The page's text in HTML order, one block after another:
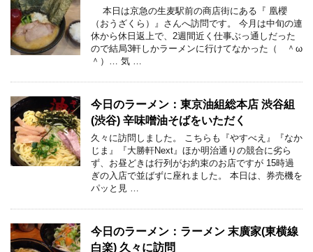
本日は京急の生麦駅前の商店街にある『 凰櫻
（おうざくら）』さんへ訪問です。 今月は中旬の連
休から休日返上で、2週間近く仕事ぶっ通しだった
ので結局3軒しかラーメンに行けてなかった（ ＾ω
＾）… 気 …
今日のラーメン：東京油組総本店 渋谷組
(渋谷) 辛味噌油そばをいただく
久々に訪問しました。 こちらも『やすべえ』『なか
じま』『大勝軒Next』ほか明治通りの競合に劣ら
ず、お昼どきは行列がお約束のお店ですが 15時過
ぎの入店で並ばずに座れました。 本日は、券売機を
パッと見 …
今日のラーメン：ラーメン 末廣家(東横線
白楽) 久々に訪問